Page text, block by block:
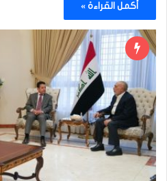
أكمل القراءة »